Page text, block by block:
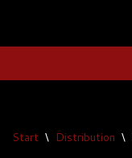
Zum
springen
Start \ Distribution \